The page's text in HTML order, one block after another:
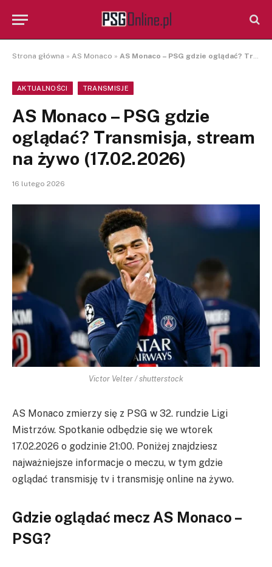
Strona główna » AS Monaco » AS Monaco – PSG gdzie oglądać? Transmisja, stream na żywo (17.02.2026)
AKTUALNOŚCI TRANSMISJE
AS Monaco – PSG gdzie
oglądać? Transmisja, stream
na żywo (17.02.2026)
16 lutego 2026
Victor Velter / shutterstock
AS Monaco zmierzy się z PSG w 32. rundzie Ligi
Mistrzów. Spotkanie odbędzie się we wtorek
17.02.2026 o godzinie 21:00. Poniżej znajdziesz
najważniejsze informacje o meczu, w tym gdzie
oglądać transmisję tv i transmisję online na żywo.
Gdzie oglądać mecz AS Monaco –
PSG?